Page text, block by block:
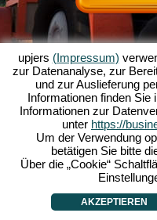
Über My Free Farm |Die
Impressum |
My Free Farm 2
Browsergames -
upjers (Impressum)
zur Datenanalyse, zur
und zur Auslieferung
Informationen finden Sie
Informationen zur
unter https://
Um der Verwendung
betätigen Sie bitte
Über die „Cookie“
AKZEPTIEREN